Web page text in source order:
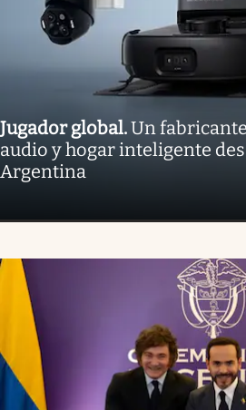
Jugador global.Un
audio y hogar inteligente
Argentina